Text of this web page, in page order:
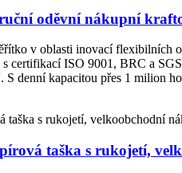
oděvní nákupní
v oblasti inovací flexibilních
certifikací ISO 9001, BRC a
S denní kapacitou přes 1 milion
taška s rukojetí,